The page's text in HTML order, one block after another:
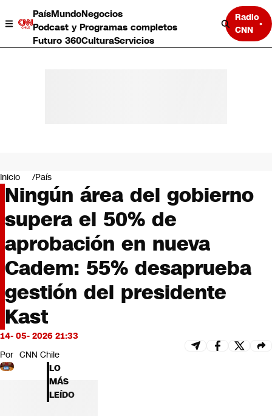
PaísMundoNegocios
Podcast y Programas completos
Futuro 360CulturaServicios
Radio
CNN
Negocios
Deportes
Programas completos
Cultura
Servicios
Bits
CNN Data
CNN tiempo
Futuro 360
Opinión
Inicio País
Ningún área del gobierno
supera el 50% de
aprobación en nueva
Cadem: 55% desaprueba
gestión del presidente
Kast
14- 05- 2026 21:33
Por CNN Chile
LO
MÁS
LEÍDO